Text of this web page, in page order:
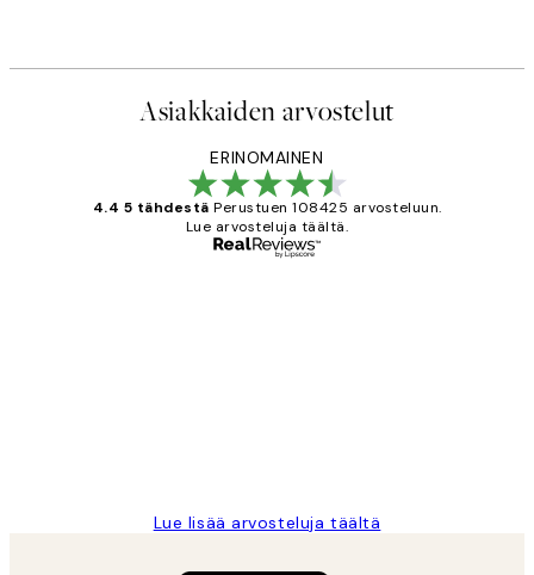
Asiakkaiden arvostelut
ERINOMAINEN
4.4 5 tähdestä Perustuen 108425 arvosteluun.
Lue arvosteluja täältä.
Lue lisää arvosteluja täältä